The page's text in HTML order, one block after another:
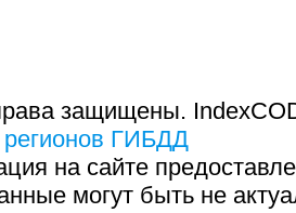
защищены.
ГИБДД
на сайте
могут быть не